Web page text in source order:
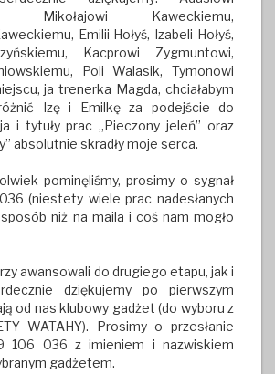
Mikołajowi Kaweckiemu,
Emilii Hołyś, Izabeli Hołyś,
Kacprowi Zygmuntowi,
Poli Walasik, Tymonowi
ja trenerka Magda, chciałabym
Izę i Emilkę za podejście do
i tytuły prac „Pieczony jeleń” oraz
absolutnie skradły moje serca.
pominęliśmy, prosimy o sygnał
(niestety wiele prac nadesłanych
niż na maila i coś nam mogło
awansowali do drugiego etapu, jak i
dziękujemy po pierwszym
od nas klubowy gadżet (do wyboru z
WATAHY). Prosimy o przesłanie
106 036 z imieniem i nazwiskiem
gadżetem.